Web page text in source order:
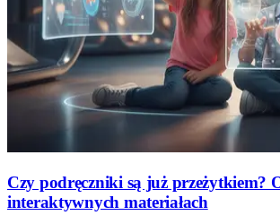
Czy podręczniki są już przeżytkiem?
interaktywnych materiałach